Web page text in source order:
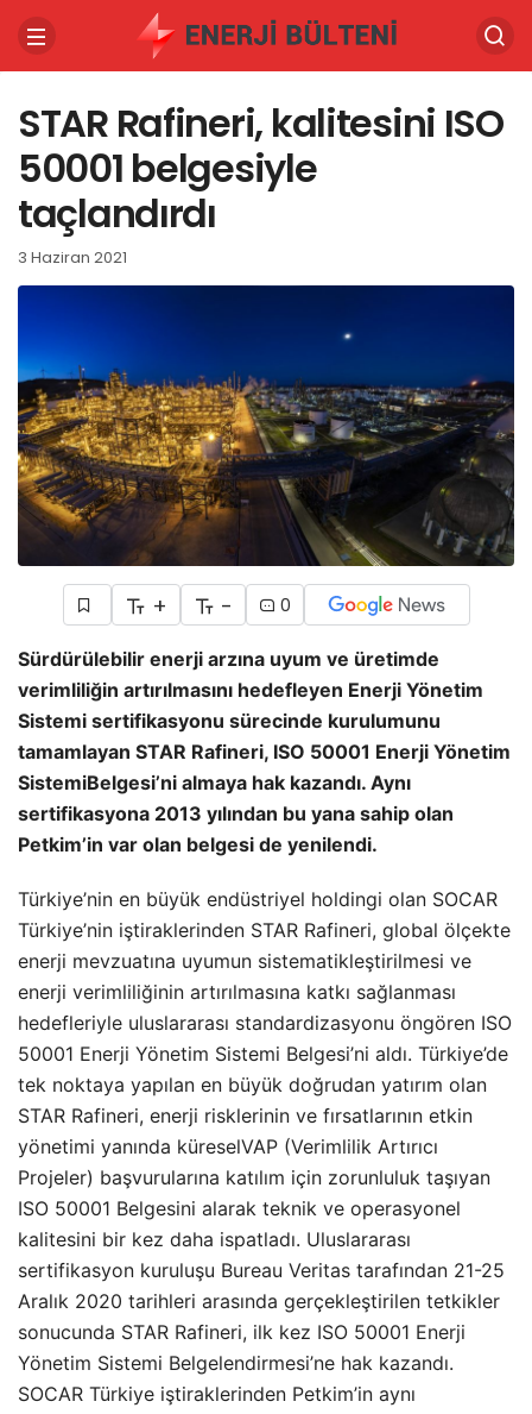
STAR Rafineri, kalitesini ISO
50001 belgesiyle
taçlandırdı
3 Haziran 2021
+ - 0
Sürdürülebilir enerji arzına uyum ve üretimde
verimliliğin artırılmasını hedefleyen Enerji Yönetim
Sistemi sertifikasyonu sürecinde kurulumunu
tamamlayan STAR Rafineri, ISO 50001 Enerji Yönetim
SistemiBelgesi’ni almaya hak kazandı. Aynı
sertifikasyona 2013 yılından bu yana sahip olan
Petkim’in var olan belgesi de yenilendi.
Türkiye’nin en büyük endüstriyel holdingi olan SOCAR
Türkiye’nin iştiraklerinden STAR Rafineri, global ölçekte
enerji mevzuatına uyumun sistematikleştirilmesi ve
enerji verimliliğinin artırılmasına katkı sağlanması
hedefleriyle uluslararası standardizasyonu öngören ISO
50001 Enerji Yönetim Sistemi Belgesi’ni aldı. Türkiye’de
tek noktaya yapılan en büyük doğrudan yatırım olan
STAR Rafineri, enerji risklerinin ve fırsatlarının etkin
yönetimi yanında küreselVAP (Verimlilik Artırıcı
Projeler) başvurularına katılım için zorunluluk taşıyan
ISO 50001 Belgesini alarak teknik ve operasyonel
kalitesini bir kez daha ispatladı. Uluslararası
sertifikasyon kuruluşu Bureau Veritas tarafından 21-25
Aralık 2020 tarihleri arasında gerçekleştirilen tetkikler
sonucunda STAR Rafineri, ilk kez ISO 50001 Enerji
Yönetim Sistemi Belgelendirmesi’ne hak kazandı.
SOCAR Türkiye iştiraklerinden Petkim’in aynı